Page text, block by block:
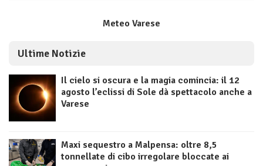
Meteo Varese
Ultime Notizie
Il cielo si oscura e la magia comincia: il 12
agosto l’eclissi di Sole dà spettacolo anche a
Varese
Maxi sequestro a Malpensa: oltre 8,5
tonnellate di cibo irregolare bloccate ai